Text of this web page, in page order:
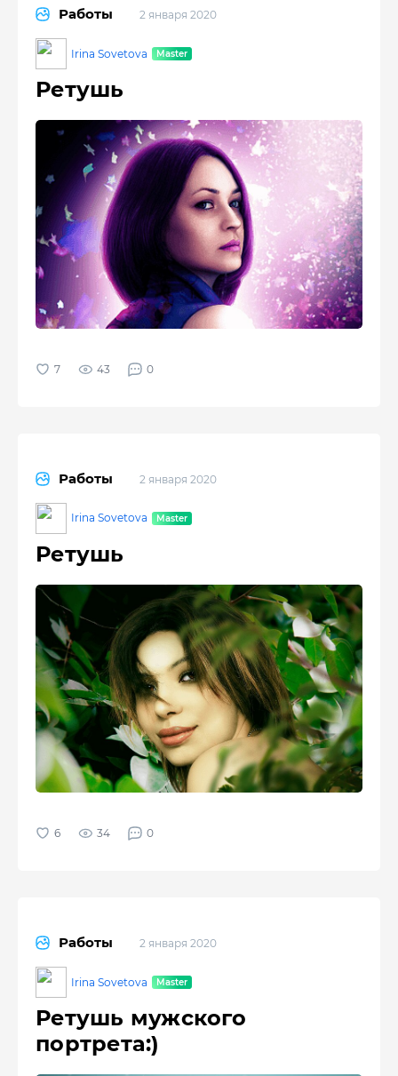
Работы 2 января 2020
Irina Sovetova
Ретушь
43 0
Работы 2 января 2020
Irina Sovetova
Ретушь
34 0
Работы 2 января 2020
Irina Sovetova
Ретушь мужского
портрета:)